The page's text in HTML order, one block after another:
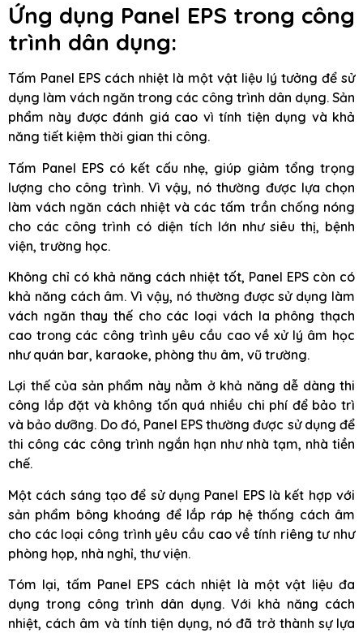
Ứng dụng Panel EPS trong công
trình dân dụng:
Tấm Panel EPS cách nhiệt là một vật liệu lý tưởng để sử
dụng làm vách ngăn trong các công trình dân dụng. Sản
phẩm này được đánh giá cao vì tính tiện dụng và khả
năng tiết kiệm thời gian thi công.
Tấm Panel EPS có kết cấu nhẹ, giúp giảm tổng trọng
lượng cho công trình. Vì vậy, nó thường được lựa chọn
làm vách ngăn cách nhiệt và các tấm trần chống nóng
cho các công trình có diện tích lớn như siêu thị, bệnh
viện, trường học.
Không chỉ có khả năng cách nhiệt tốt, Panel EPS còn có
khả năng cách âm. Vì vậy, nó thường được sử dụng làm
vách ngăn thay thế cho các loại vách la phông thạch
cao trong các công trình yêu cầu cao về xử lý âm học
như quán bar, karaoke, phòng thu âm, vũ trường.
Lợi thế của sản phẩm này nằm ở khả năng dễ dàng thi
công lắp đặt và không tốn quá nhiều chi phí để bảo trì
và bảo dưỡng. Do đó, Panel EPS thường được sử dụng để
thi công các công trình ngắn hạn như nhà tạm, nhà tiền
chế.
Một cách sáng tạo để sử dụng Panel EPS là kết hợp với
sản phẩm bông khoáng để lắp ráp hệ thống cách âm
cho các loại công trình yêu cầu cao về tính riêng tư như
phòng họp, nhà nghỉ, thư viện.
Tóm lại, tấm Panel EPS cách nhiệt là một vật liệu đa
dụng trong công trình dân dụng. Với khả năng cách
nhiệt, cách âm và tính tiện dụng, nó đã trở thành sự lựa